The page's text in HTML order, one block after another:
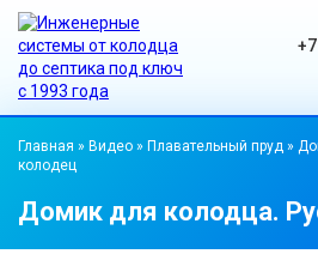
Главная » Видео » Плавательный пруд »
колодец
Домик для колодца.